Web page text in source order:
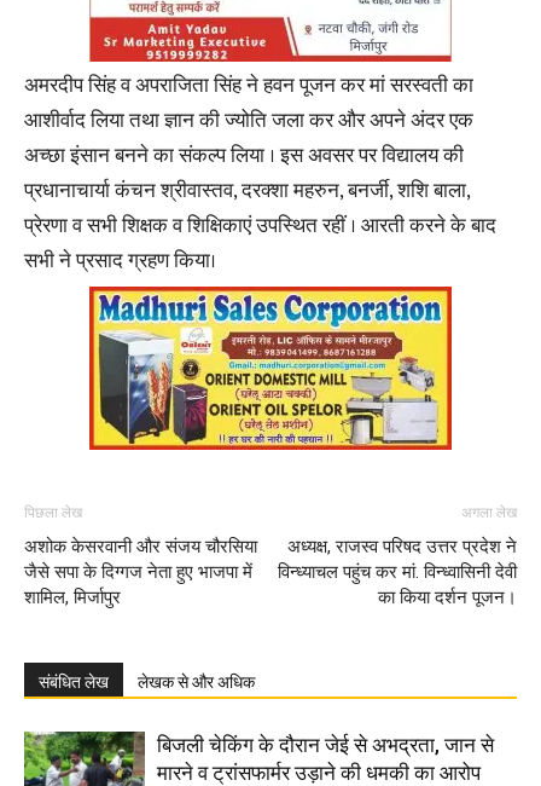
अमरदीप सिंह व अपराजिता सिंह ने हवन पूजन कर मां सरस्वती का
आशीर्वाद लिया तथा ज्ञान की ज्योति जला कर और अपने अंदर एक
अच्छा इंसान बनने का संकल्प लिया । इस अवसर पर विद्यालय की
प्रधानाचार्या कंचन श्रीवास्तव, दरक्शा महरुन, बनर्जी, शशि बाला,
प्रेरणा व सभी शिक्षक व शिक्षिकाएं उपस्थित रहीं । आरती करने के बाद
सभी ने प्रसाद ग्रहण किया।
पिछला लेख
अशोक केसरवानी और संजय चौरसिया
जैसे सपा के दिग्गज नेता हुए भाजपा में
शामिल, मिर्जापुर
अगला लेख
अध्यक्ष, राजस्व परिषद उत्तर प्रदेश ‌ने
विन्ध्याचल पहुंच कर मां. विन्ध्वासिनी देवी
का किया दर्शन पूजन।
संबंधित लेख लेखक से और अधिक
बिजली चेकिंग के दौरान जेई से अभद्रता, जान से
मारने व ट्रांसफार्मर उड़ाने की धमकी का आरोप